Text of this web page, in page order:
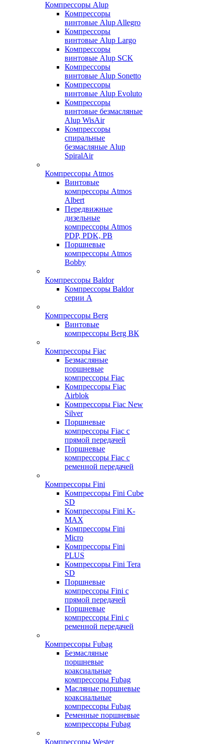
Компрессоры Alup
Компрессоры
винтовые Alup Allegro
Компрессоры
винтовые Alup Largo
Компрессоры
винтовые Alup SCK
Компрессоры
винтовые Alup Sonetto
Компрессоры
винтовые Alup Evoluto
Компрессоры
винтовые безмасляные
Alup WisAir
Компрессоры
спиральные
безмасляные Alup
SpiralAir
Компрессоры Atmos
Винтовые
компрессоры Atmos
Albert
Передвижные
дизельные
компрессоры Atmos
PDP, PDK, PB
Поршневые
компрессоры Atmos
Bobby
Компрессоры Baldor
Компрессоры Baldor
серии A
Компрессоры Berg
Винтовые
компрессоры Berg ВК
Компрессоры Fiac
Безмасляные
поршневые
компрессоры Fiac
Компрессоры Fiac
Airblok
Компрессоры Fiac New
Silver
Поршневые
компрессоры Fiac с
прямой передачей
Поршневые
компрессоры Fiac с
ременной передачей
Компрессоры Fini
Компрессоры Fini Cube
SD
Компрессоры Fini K-
MAX
Компрессоры Fini
Micro
Компрессоры Fini
PLUS
Компрессоры Fini Tera
SD
Поршневые
компрессоры Fini с
прямой передачей
Поршневые
компрессоры Fini с
ременной передачей
Компрессоры Fubag
Безмасляные
поршневые
коаксиальные
компрессоры Fubag
Масляные поршневые
коаксиальные
компрессоры Fubag
Ременные поршневые
компрессоры Fubag
Компрессоры Wester